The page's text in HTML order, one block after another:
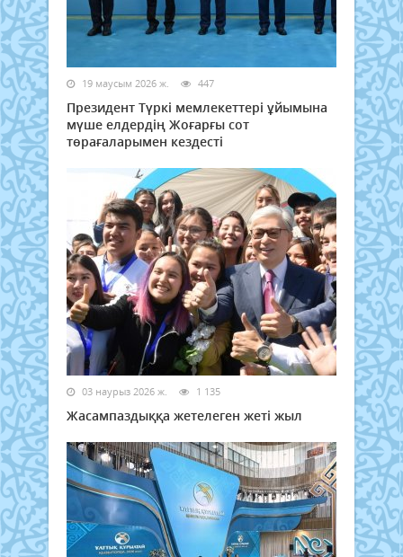
19 маусым 2026 ж. 447
Президент Түркі мемлекеттері ұйымына
мүше елдердің Жоғарғы сот
төрағаларымен кездесті
03 наурыз 2026 ж. 1 135
Жасампаздыққа жетелеген жеті жыл